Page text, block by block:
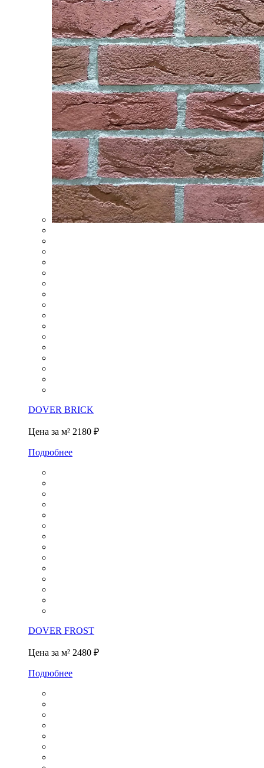
DOVER BRICK
Цена за м² 2180 ₽
Подробнее
DOVER FROST
Цена за м² 2480 ₽
Подробнее